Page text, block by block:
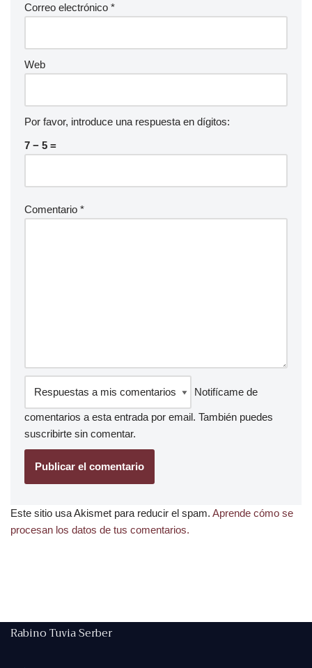
Correo electrónico *
Web
Por favor, introduce una respuesta en dígitos:
7 − 5 =
Comentario *
Notifícame de
comentarios a esta entrada por email. También puedes
suscribirte sin comentar.
Este sitio usa Akismet para reducir el spam. Aprende cómo se
procesan los datos de tus comentarios.
Rabino Tuvia Serber